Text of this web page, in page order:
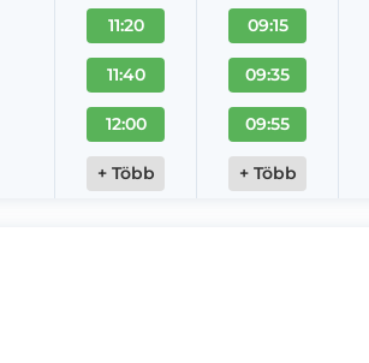
11:20
11:40
12:00
+ Több
09:15
09:35
09:55
+ Több